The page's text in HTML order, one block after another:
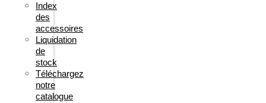
Index
des
accessoires
Liquidation
de
stock
Téléchargez
notre
catalogue